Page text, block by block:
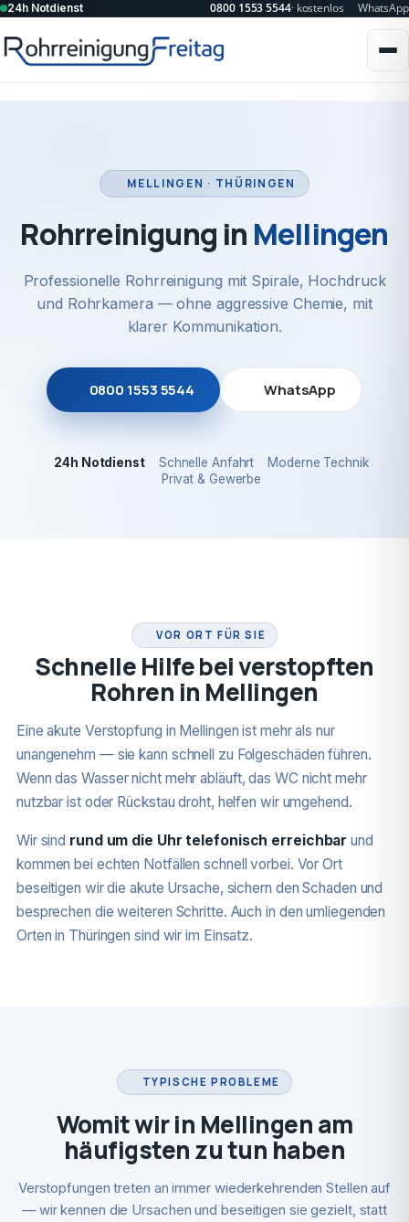
24h Notdienst 0800 1553 5544· kostenlos WhatsApp
MELLINGEN · THÜRINGEN
Rohrreinigung in Mellingen
Professionelle Rohrreinigung mit Spirale, Hochdruck
und Rohrkamera — ohne aggressive Chemie, mit
klarer Kommunikation.
0800 1553 5544 WhatsApp
24h Notdienst Schnelle Anfahrt
Moderne Technik
Privat & Gewerbe
VOR ORT FÜR SIE
Schnelle Hilfe bei verstopften
Rohren in Mellingen
Eine akute Verstopfung in Mellingen ist mehr als nur
unangenehm — sie kann schnell zu Folgeschäden führen.
Wenn das Wasser nicht mehr abläuft, das WC nicht mehr
nutzbar ist oder Rückstau droht, helfen wir umgehend.
Wir sind rund um die Uhr telefonisch erreichbar und
kommen bei echten Notfällen schnell vorbei. Vor Ort
beseitigen wir die akute Ursache, sichern den Schaden und
besprechen die weiteren Schritte. Auch in den umliegenden
Orten in Thüringen sind wir im Einsatz.
TYPISCHE PROBLEME
Womit wir in Mellingen am
häufigsten zu tun haben
Verstopfungen treten an immer wiederkehrenden Stellen auf
— wir kennen die Ursachen und beseitigen sie gezielt, statt